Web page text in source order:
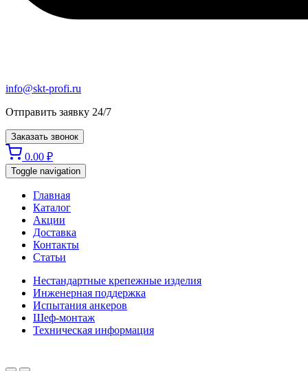
info@skt-profi.ru
Отправить заявку 24/7
Заказать звонок
0.00 ₽
Toggle navigation
Главная
Каталог
Акции
Доставка
Контакты
Статьи
Нестандартные крепежные изделия
Инженерная поддержка
Испытания анкеров
Шеф-монтаж
Техническая информация